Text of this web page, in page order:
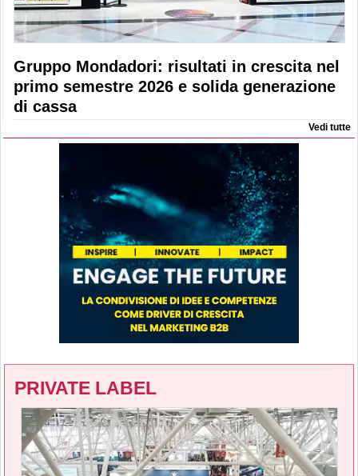
Gruppo Mondadori: risultati in crescita nel
primo semestre 2026 e solida generazione
di cassa
Vedi tutte
PRIVATE LABEL